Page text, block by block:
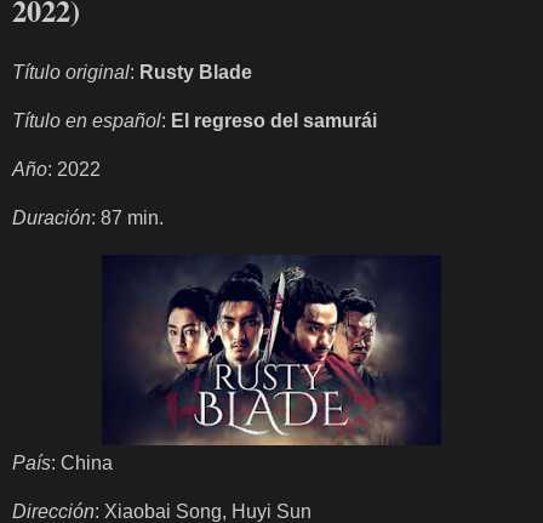
2022)
Título original: Rusty Blade
Título en español: El regreso del samurái
Año: 2022
Duración: 87 min.
País: China
Dirección: Xiaobai Song, Huyi Sun